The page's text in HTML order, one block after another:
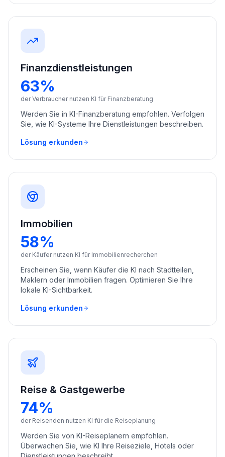
Finanzdienstleistungen
63%
der Verbraucher nutzen KI für Finanzberatung
Werden Sie in KI-Finanzberatung empfohlen. Verfolgen
Sie, wie KI-Systeme Ihre Dienstleistungen beschreiben.
Lösung erkunden
Immobilien
58%
der Käufer nutzen KI für Immobilienrecherchen
Erscheinen Sie, wenn Käufer die KI nach Stadtteilen,
Maklern oder Immobilien fragen. Optimieren Sie Ihre
lokale KI-Sichtbarkeit.
Lösung erkunden
Reise & Gastgewerbe
74%
der Reisenden nutzen KI für die Reiseplanung
Werden Sie von KI-Reiseplanern empfohlen.
Überwachen Sie, wie KI Ihre Reiseziele, Hotels oder